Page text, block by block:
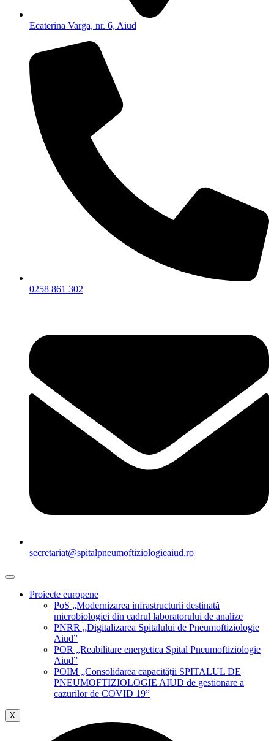
Ecaterina Varga, nr. 6, Aiud
0258 861 302
secretariat@spitalpneumoftiziologieaiud.ro
Proiecte europene
PoS „Modernizarea infrastructurii destinată
microbiologiei din cadrul laboratorului de analize
PNRR „Digitalizarea Spitalului de Pneumoftiziologie
Aiud”
POR „Reabilitare energetica Spital Pneumoftiziologie
Aiud”
POIM „Consolidarea capacității SPITALUL DE
PNEUMOFTIZIOLOGIE AIUD de gestionare a
cazurilor de COVID 19”
X